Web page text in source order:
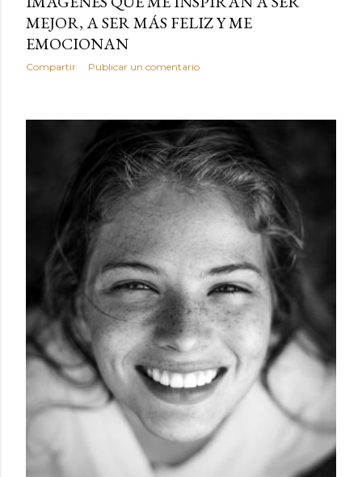
MEJOR, A SER MÁS FELIZ Y ME
EMOCIONAN
Compartir Publicar un comentario